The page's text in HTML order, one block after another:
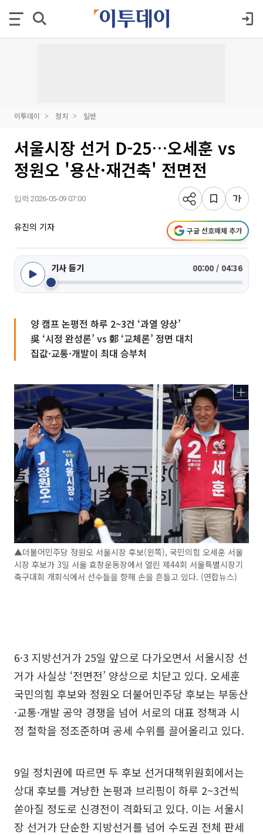
이투데이 정치 일반
서울시장 선거 D-25…오세훈 vs
정원오 '용산·재건축' 전면전
입력 2026-05-09 07:00
유진의 기자 구글 선호매체 추가
기사 듣기 00:00 / 04:36
양 캠프 논평전 하루 2~3건 ‘과열 양상’
吳 ‘시정 완성론’ vs 鄭 ‘교체론’ 정면 대치
집값·교통·개발이 최대 승부처
▲더불어민주당 정원오 서울시장 후보(왼쪽), 국민의힘 오세훈 서울
시장 후보가 3일 서울 효창운동장에서 열린 제44회 서울특별시장기
축구대회 개회식에서 선수들을 향해 손을 흔들고 있다. (연합뉴스)
6·3 지방선거가 25일 앞으로 다가오면서 서울시장 선
거가 사실상 ‘전면전’ 양상으로 치닫고 있다. 오세훈
국민의힘 후보와 정원오 더불어민주당 후보는 부동산
·교통·개발 공약 경쟁을 넘어 서로의 대표 정책과 시
정 철학을 정조준하며 공세 수위를 끌어올리고 있다.
9일 정치권에 따르면 두 후보 선거대책위원회에서는
상대 후보를 겨냥한 논평과 브리핑이 하루 2~3건씩
쏟아질 정도로 신경전이 격화되고 있다. 이는 서울시
장 선거가 단순한 지방선거를 넘어 수도권 전체 판세